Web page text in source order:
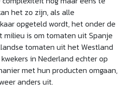
het zo zijn, als alle
opgeteld wordt, het onder de
milieu is om tomaten uit Spanje
tomaten uit het Westland
in Nederland echter op
met hun producten omgaan,
anders uit.